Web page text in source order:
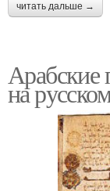
читать дальше →
Арабские
на